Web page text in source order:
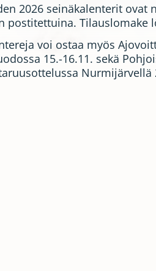
2026 seinäkalenterit ovat
postitettuina. Tilauslomake
voi ostaa myös
15.-16.11. sekä
Nurmijärvellä